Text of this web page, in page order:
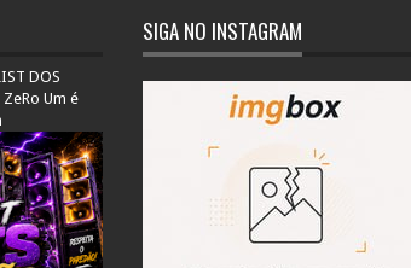
DOS
ZeRo Um é
SIGA NO INSTAGRAM